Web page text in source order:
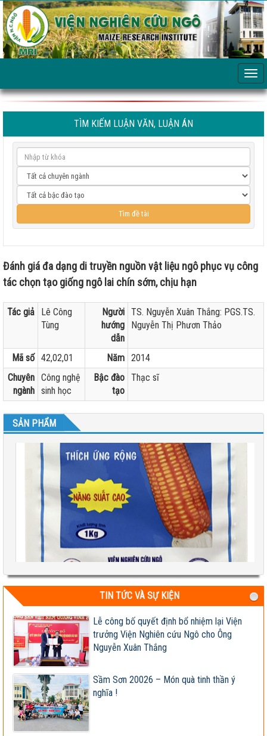
TÌM KIẾM LUẬN VĂN, LUẬN ÁN
Đánh giá đa dạng di truyền nguồn vật liệu ngô phục vụ công
tác chọn tạo giống ngô lai chín sớm, chịu hạn
Tác giả
Lê Công
Tùng
Người
hướng
dẫn
TS. Nguyễn Xuân Thắng: PGS.TS.
Nguyễn Thị Phươn Thảo
Mã số 42,02,01 Năm 2014
Chuyên
ngành
Công nghệ
sinh học
Bậc đào
tạo
Thạc sĩ
SẢN PHẨM
Test 2
04-08-2026 06:17:14 PM
TIN TỨC VÀ SỰ KIỆN
Lễ công bố quyết định bổ nhiệm lại Viện
trưởng Viện Nghiên cứu Ngô cho Ông
Nguyễn Xuân Thắng
Sầm Sơn 20026 – Món quà tinh thần ý
nghĩa !